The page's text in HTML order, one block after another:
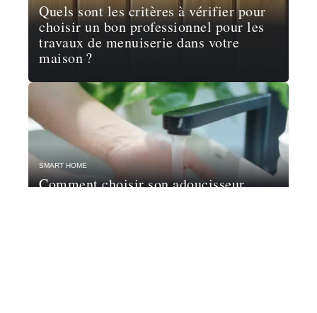
Quels sont les critères à vérifier pour
choisir un bon professionnel pour les
travaux de menuiserie dans votre
maison ?
SMART HOME
Comment choisir son adoucisseur